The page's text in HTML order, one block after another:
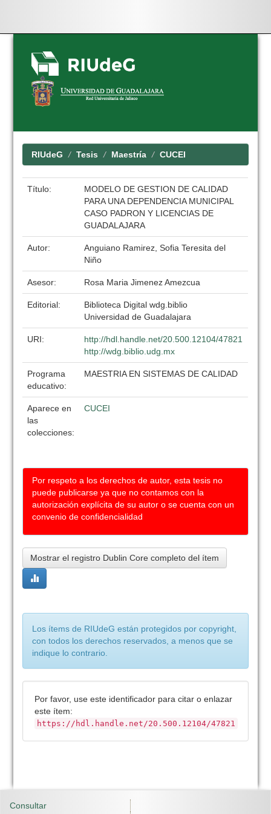
Skip
navigation
RIUdeG Tesis Maestría CUCEI
Título:
MODELO DE GESTION DE CALIDAD
PARA UNA DEPENDENCIA MUNICIPAL
CASO PADRON Y LICENCIAS DE
GUADALAJARA
Autor:
Anguiano Ramirez, Sofia Teresita del
Niño
Asesor: Rosa Maria Jimenez Amezcua
Editorial:
Biblioteca Digital wdg.biblio
Universidad de Guadalajara
URI:
http://hdl.handle.net/20.500.12104/47821
http://wdg.biblio.udg.mx
Programa
educativo:
MAESTRIA EN SISTEMAS DE CALIDAD
Aparece en
las
colecciones:
CUCEI
Por respeto a los derechos de autor, esta tesis no
puede publicarse ya que no contamos con la
autorización explícita de su autor o se cuenta con un
convenio de confidencialidad
Mostrar el registro Dublin Core completo del ítem
Los ítems de RIUdeG están protegidos por copyright,
con todos los derechos reservados, a menos que se
indique lo contrario.
Por favor, use este identificador para citar o enlazar
este ítem:
https://hdl.handle.net/20.500.12104/47821
Consultar